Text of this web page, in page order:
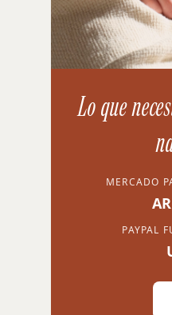
Lo que
MERCADO
PAYPAL